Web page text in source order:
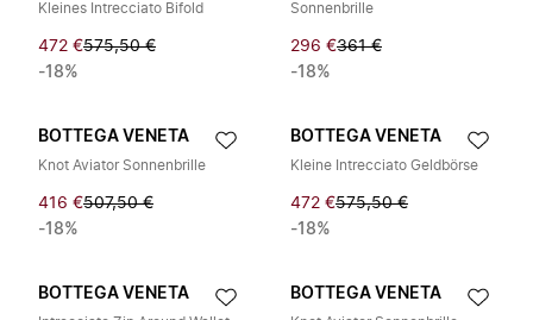
Kleines Intrecciato Bifold
472 €575,50 €
-18%
Sonnenbrille
296 €361 €
-18%
BOTTEGA VENETA
Knot Aviator Sonnenbrille
416 €507,50 €
-18%
BOTTEGA VENETA
Kleine Intrecciato Geldbörse
472 €575,50 €
-18%
BOTTEGA VENETA BOTTEGA VENETA